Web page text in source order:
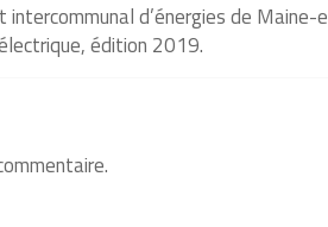
d’énergies de
édition 2019.